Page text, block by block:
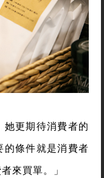
更期待消費者的
的條件就是消費者
來買單。」